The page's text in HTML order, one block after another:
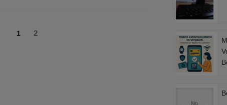
Seite
1 Seite
2